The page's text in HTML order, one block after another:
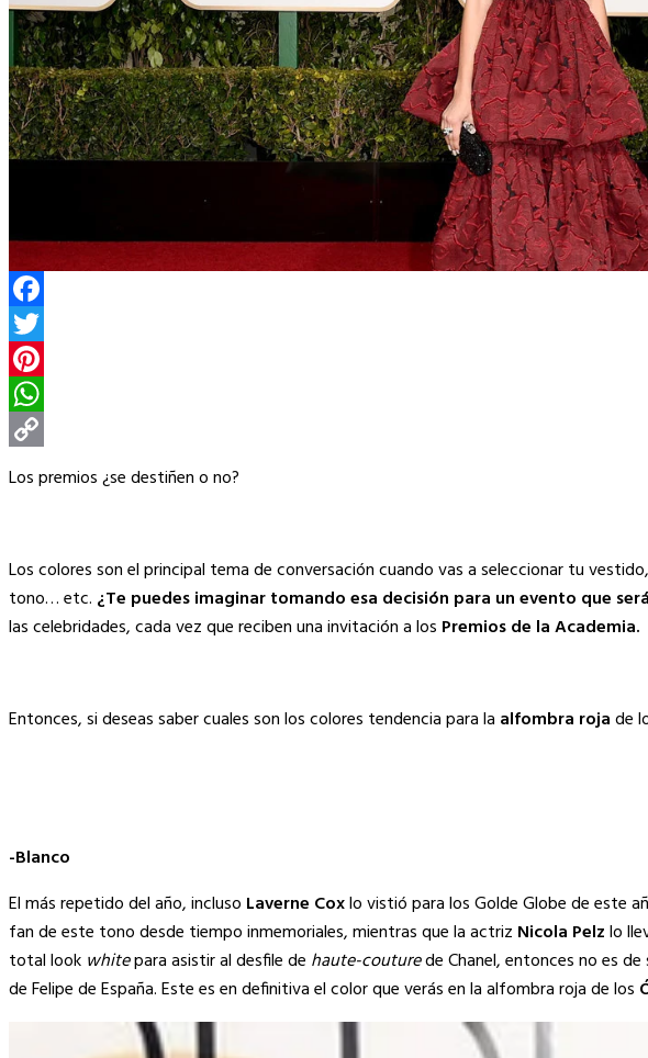
Facebook
Twitter
Pinterest
WhatsApp
Copy
Los premios ¿se destiñen o no?
Los colores son el principal tema de conversación cuando vas a seleccionar tu
tono… etc. ¿Te puedes imaginar tomando esa decisión para un evento que
las celebridades, cada vez que reciben una invitación a los Premios de la Academia.
Entonces, si deseas saber cuales son los colores tendencia para la alfombra rojade
-Blanco
El más repetido del año, incluso Laverne Coxlo vistió para los Golde Globe de este
fan de este tono desde tiempo inmemoriales, mientras que la actriz Nicola Pelzlo
total look whitepara asistir al desfile de haute-couturede Chanel, entonces no es
de Felipe de España. Este es en definitiva el color que verás en la alfombra roja de los